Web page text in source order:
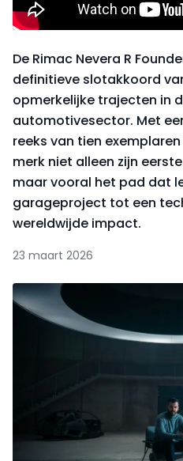
De Rimac Nevera R
definitieve slotakkoord
opmerkelijke trajecten in
automotivesector. Met
reeks van tien
merk niet alleen zijn
maar vooral het pad dat
garageproject tot een
wereldwijde impact.
23 maart 2026